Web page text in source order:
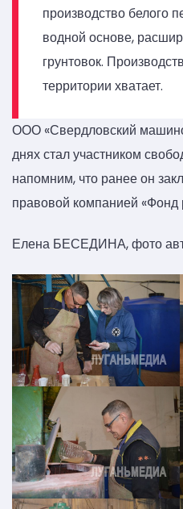
производство белого
водной основе,
грунтовок.
территории хватает.
ООО «Свердловский
днях стал участником
напомним, что ранее он
правовой компанией «Фонд
Елена БЕСЕДИНА, фото